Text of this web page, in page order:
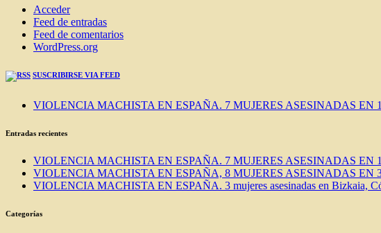
Acceder
Feed de entradas
Feed de comentarios
WordPress.org
SUSCRIBIRSE VIA FEED
VIOLENCIA MACHISTA EN ESPAÑA. 7 MUJERES ASESINADAS EN
Entradas recientes
VIOLENCIA MACHISTA EN ESPAÑA. 7 MUJERES ASESINADAS EN
VIOLENCIA MACHISTA EN ESPAÑA, 8 MUJERES ASESINADAS EN
VIOLENCIA MACHISTA EN ESPAÑA. 3 mujeres asesinadas en Bizkaia,
Categorías